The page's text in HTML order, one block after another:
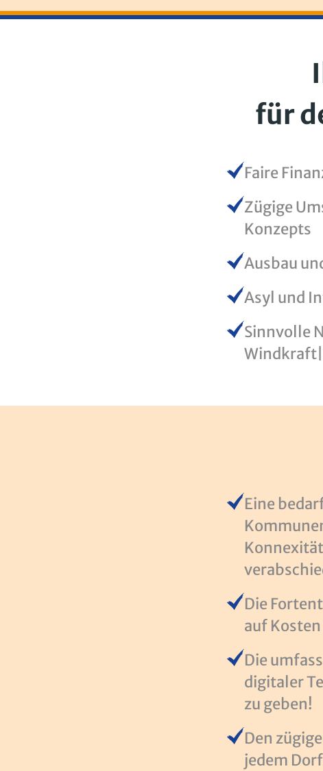
für
Faire
Zügige
Konzepts
Ausbau
Asyl und
Sinnvolle
Windkraft|
Eine
Die
auf
Die
digitaler
zu geben!
Den
jedem